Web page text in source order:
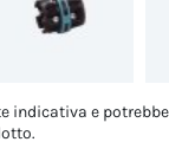
indicativa e